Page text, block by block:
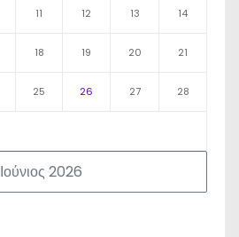
Ιούνιος 2026
11 12 13 14
18 19 20 21
25 26 27 28